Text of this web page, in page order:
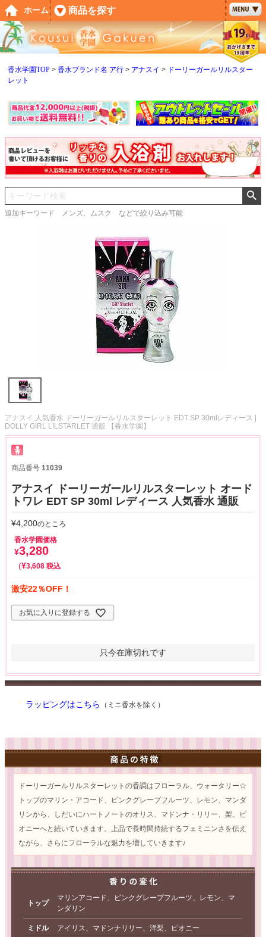
香水学園TOP 香水ブランド名 ア行 アナスイ
ドーリーガールリルスター
レット
追加キーワード メンズ、ムスク などで絞り込み可能
アナスイ 人気香水 ドーリーガールリルスターレット EDT SP 30mlレディース |
DOLLY GIRL LILSTARLET 通販 【香水学園】
商品番号 11039
アナスイ ドーリーガールリルスターレット オード
トワレ EDT SP 30ml レディース 人気香水 通販
¥4,200のところ
香水学園価格
¥3,280
¥3,608 税込
激安22％OFF！
お気に入りに登録する
只今在庫切れです
ラッピングはこちら （ミニ香水を除く）
ドーリーガールリルスターレットの香調はフローラル、ウォータリー☆
トップのマリン・アコード、ピンクグレープフルーツ、レモン、マンダ
リンから、しだいにハートノートのオリス、マドンナ・リリー、梨、ピ
オニーへと続いていきます。上品で長時間持続するフェミニンさを伝え
ながら、さらにフローラルな魅力を増していきます♪
トップ
マリンアコード、ピンクグレープフルーツ、レモン、マ
ンダリン
ミドル アイリス、マドンナリリー、洋梨、ピオニー
ペー
ジト
ップ
へ
ホーム 商品を探す